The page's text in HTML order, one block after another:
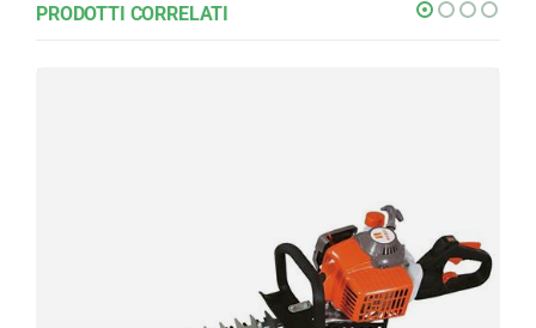
PRODOTTI CORRELATI